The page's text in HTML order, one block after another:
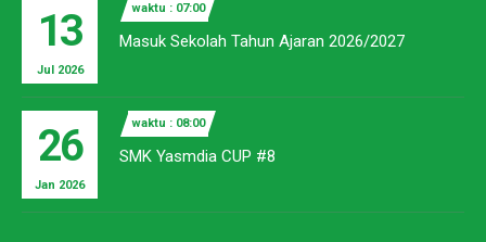
13
Jul 2026
waktu : 07:00
Masuk Sekolah Tahun Ajaran 2026/2027
26
Jan 2026
waktu : 08:00
SMK Yasmdia CUP #8